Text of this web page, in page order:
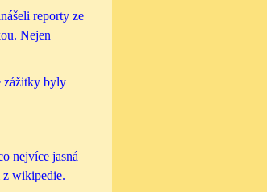
reporty ze
Nejen
zážitky byly
nejvíce jasná
z wikipedie.